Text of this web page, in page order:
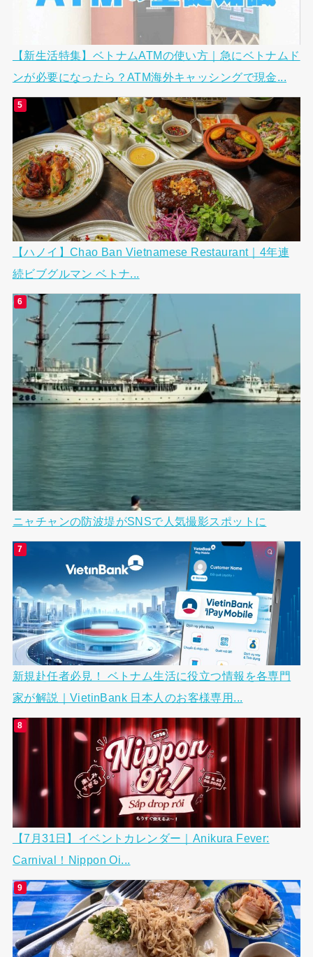
【新生活特集】ベトナムATMの使い方｜急にベトナムド
ンが必要になったら？ATM海外キャッシングで現金...
【ハノイ】Chao Ban Vietnamese Restaurant｜4年連
続ビブグルマン ベトナ...
ニャチャンの防波堤がSNSで人気撮影スポットに
新規赴任者必見！ ベトナム生活に役立つ情報を各専門
家が解説｜VietinBank 日本人のお客様専用...
【7月31日】イベントカレンダー｜Anikura Fever:
Carnival！Nippon Oi...